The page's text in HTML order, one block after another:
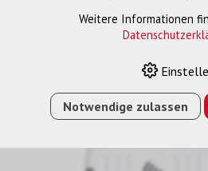
Weitere Informationen
Notwendige zulassen